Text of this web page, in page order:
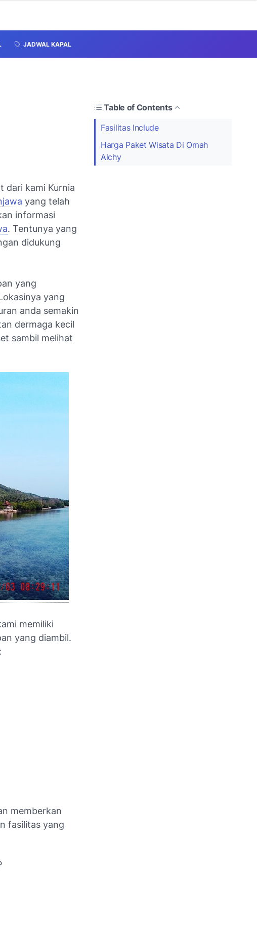
JADWAL KAPAL
Table of Contents
Fasilitas Include
Harga Paket Wisata Di Omah
Alchy
dari kami Kurnia
yang telah
informasi
. Tentunya yang
didukung
yang
yang
anda semakin
dermaga kecil
sambil melihat
memiliki
yang diambil.
memberkan
fasilitas yang